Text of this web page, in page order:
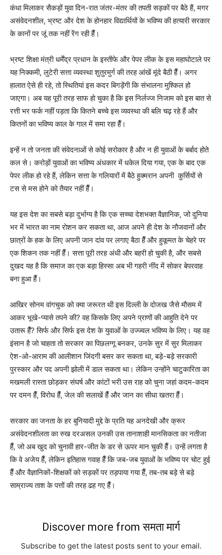
कंधा मिलाकर सैकड़ों युवा दिन-रात जंतर-मंतर की तपती सड़कों पर बैठे हैं, मगर
असंवेदनशील, भ्रष्ट और देश के होनहार विद्यार्थियों के भविष्य की हत्यारी सरकार
के कानों पर जूं तक नहीं रेंग रही हैँ।
भ्रष्ट शिक्षा मंत्री धर्मेंद्र प्रधान के इस्तीफे और पेपर लीक के इस महाघोटाले पर
यह निक्कमी, लुटेरी सत्ता व्यवस्था शुतुरमुर्ग की तरह आंखें मूंदे बैठी हैँ। अगर
हालात ऐसे ही रहे, तो स्थितियां इस कदर बिगड़ेंगी कि संभालना मुश्किल हो
जाएगा। अब यह पूरी तरह साफ हो चुका है कि इस निर्लज्ज निजाम को इस बात से
रत्ती भर फर्क नहीं पड़ता कि कितने बच्चे इस व्यवस्था की बलि चढ़ रहे हैं और
कितनों का भविष्य काल के गाल में समा रहा हैँ।
इन्हें न तो जनता की संवेदनाओं से कोई सरोकार है और न ही युवाओं के बर्बाद होते
कल से। करोड़ों युवाओं का भविष्य अंधकार में धकेल दिया गया, एक के बाद एक
पेपर लीक हो रहे हैं, लेकिन सत्ता के गलियारों में बैठे हुक्मरान अपनी कुर्सियों से
टस से मस होने को तैयार नहीं हैँ।
यह इस देश का सबसे बड़ा दुर्भाग्य है कि एक सच्चा देशभक्त वैज्ञानिक, जो दुनिया
भर में भारत का नाम रोशन कर सकता था, आज अपने ही देश के नौजवानों और
छात्रों के हक के लिए अपनी जान दांव पर लगाए बैठा हैँ और हुकूमत के चेहरे पर
एक शिकन तक नहीं हैँ। सत्ता पूरी तरह अंधी और बहरी हो चुकी है, और सबसे
दुखद यह है कि समाज का एक बड़ा हिस्सा अब भी गहरी नींद में सोकर बेपरवाह
बना हुआ हैँ।
​आखिर सोनम वांगचुक को क्या जरूरत थी इस दिल्ली के दोजख जैसे मौसम में
आकर भूखे-प्यासे तपने की? वह किसके लिए अपने प्राणों की आहुति देने पर
उतारू हैँ? सिर्फ और सिर्फ इस देश के युवाओं के उज्ज्वल भविष्य के लिए। यह वह
इंसान है जो चाहता तो सरकार का पिछलग्गू बनकर, उनके सुर में सुर मिलाकर
ऐश-ओ-आराम की आलीशान जिंदगी बसर कर सकता था, बड़े-बड़े सरकारी
पुरस्कार और पद अपनी झोली में डाल सकता था। लेकिन उन्होंने चाटुकारिता का
मखमली रास्ता छोड़कर संघर्ष और कांटों भरी उस राह को चुना जहां कदम-कदम
पर दमन हैँ, विरोध हैँ, जेल की सलाखें हैँ और जान का सीधा खतरा हैँ।
सरकार का जनता के हर बुनियादी मुद्दे के प्रति यह अनदेखी और क्रूर
असंवेदनशीलता का रुख दरअसल उनकी उस तानाशाही मानसिकता का नतीजा
हैँ, जो अब खुद को चुनावी हार-जीत के डर से ऊपर मान चुकी हैँ। उन्हें लगता है
कि वे अजेय हैँ, लेकिन इतिहास गवाह हैँ कि जब-जब युवाओं के भविष्य पर चोट हुई
हैँ और वैज्ञानिकों-शिक्षकों को सड़कों पर तड़पाया गया हैँ, तब-तब बड़े से बड़े
साम्राज्य ताश के पत्तों की तरह ढह गए हैँ।
Discover more from समता मार्ग
Subscribe to get the latest posts sent to your email.